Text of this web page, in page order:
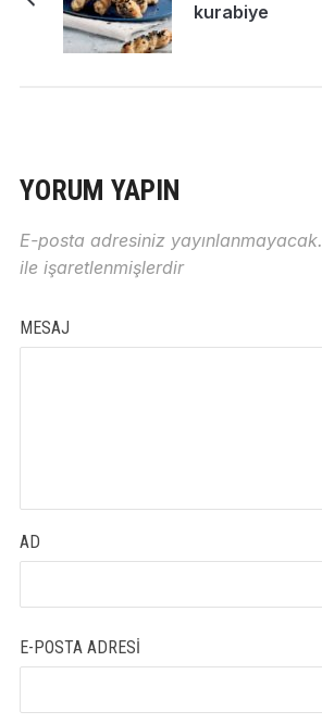
kurabiye
YORUM YAPIN
E-posta adresiniz yayınlanmayacak.
ile işaretlenmişlerdir
MESAJ
AD
E-POSTA ADRESI